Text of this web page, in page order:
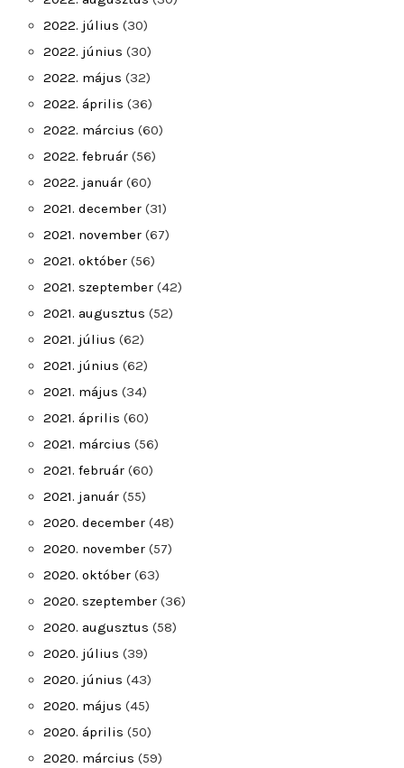
2022. július (30)
2022. június (30)
2022. május (32)
2022. április (36)
2022. március (60)
2022. február (56)
2022. január (60)
2021. december (31)
2021. november (67)
2021. október (56)
2021. szeptember (42)
2021. augusztus (52)
2021. július (62)
2021. június (62)
2021. május (34)
2021. április (60)
2021. március (56)
2021. február (60)
2021. január (55)
2020. december (48)
2020. november (57)
2020. október (63)
2020. szeptember (36)
2020. augusztus (58)
2020. július (39)
2020. június (43)
2020. május (45)
2020. április (50)
2020. március (59)